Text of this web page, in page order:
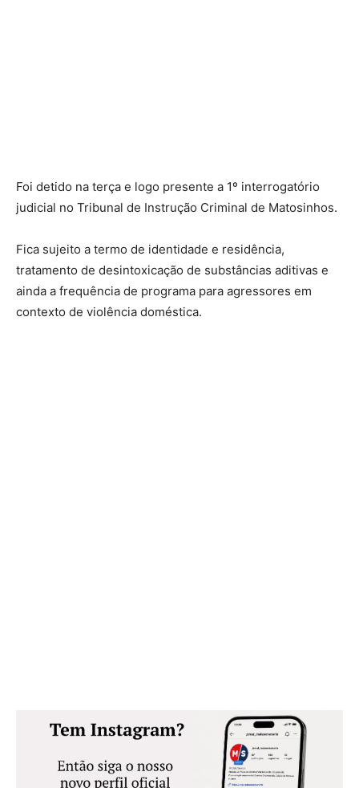
Foi detido na terça e logo presente a 1º interrogatório
judicial no Tribunal de Instrução Criminal de Matosinhos.
Fica sujeito a termo de identidade e residência,
tratamento de desintoxicação de substâncias aditivas e
ainda a frequência de programa para agressores em
contexto de violência doméstica.